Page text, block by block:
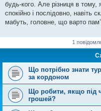
будь-кого. Але різниця в
спокійно і послідовно, навіть
мабуть, головне, що варто
1
Що потрібно знати
за кордоном
Що робити, якщо під
грошей?